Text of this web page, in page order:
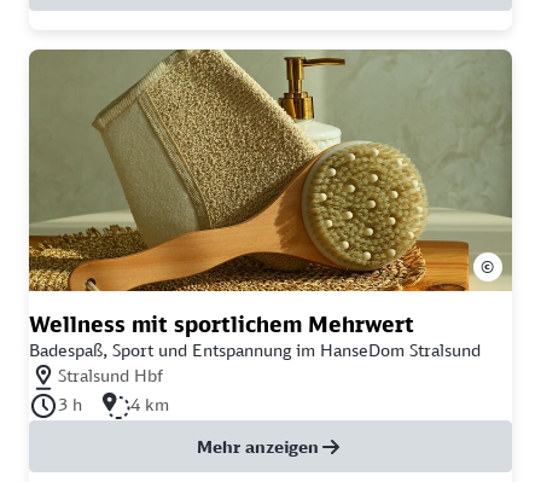
Wellness mit sportlichem Mehrwert
Badespaß, Sport und Entspannung im HanseDom Stralsund
Nächstgelegener Bahnhof: Stralsund Hbf
Stralsund Hbf
Dauer der Tour: 3 Stunden
3 h Länge der Tour: 4 Kilometer
4 km
Mehr anzeigen
©